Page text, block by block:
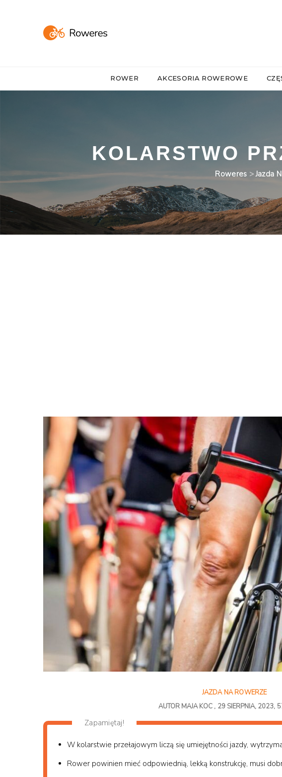
ROWER AKCESORIA ROWEROWE
KOLARSTWO
Roweres >Jazda
JAZDA NA ROWERZE
AUTOR MAJA KOC 29 SIERPNIA, 2023
Zapamiętaj!
W kolarstwie przełajowym liczą się umiejętności jazdy,
Rower powinien mieć odpowiednią, lekką konstrukcję, musi